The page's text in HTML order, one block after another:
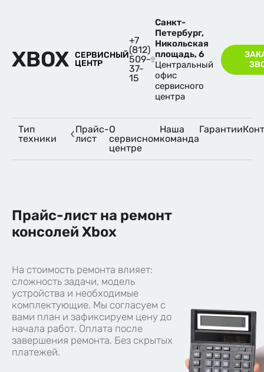
XBOX СЕРВИСНЫЙ
ЦЕНТР
+7
(812)
509-
37-
15
Санкт-
Петербург,
Никольская
площадь, 6
Центральный
офис
сервисного
центра
Тип
техники
Прайс-
лист
О
сервисном
центре
Наша
команда
Гарантии
Прайс-лист на ремонт
консолей Xbox
На стоимость ремонта влияет:
сложность задачи, модель
устройства и необходимые
комплектующие. Мы согласуем с
вами план и зафиксируем цену до
начала работ. Оплата после
завершения ремонта. Без скрытых
платежей.